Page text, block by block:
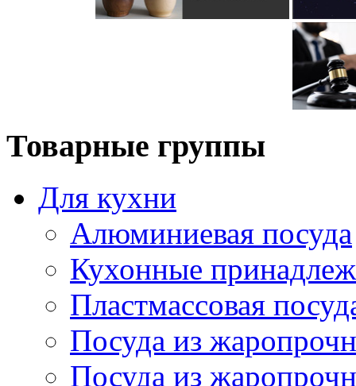
Товарные группы
Для кухни
Алюминиевая посуда
Кухонные
Пластмассовая
Посуда из
Посуда из